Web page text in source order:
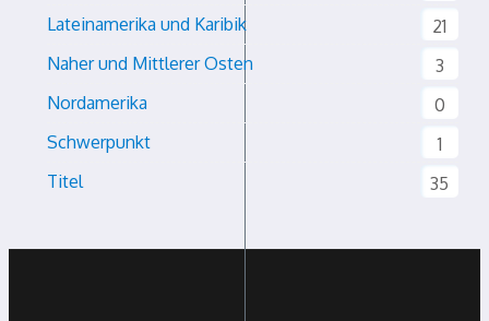
Lateinamerika und Karibik
21
Naher und Mittlerer Osten
3
Nordamerika
0
Schwerpunkt
1
Titel
35